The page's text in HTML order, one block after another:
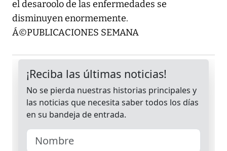
el desaroolo de las enfermedades se
disminuyen enormemente.
Á©PUBLICACIONES SEMANA